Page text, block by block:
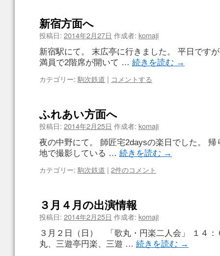
新宿方面へ
投稿日: 2014年2月27日 作成者: komaji
新宿駅にて。 末広亭に行きました。 平日です
満員で2階席が開いて … 続きを読む →
カテゴリー: 駒次鉄道 | コメントする
ふれあい方面へ
投稿日: 2014年2月25日 作成者: komaji
夜の中野にて。 師匠宅2daysの楽日でした。 帰
地で撮影している … 続きを読む →
カテゴリー: 駒次鉄道 | 2件のコメント
３月４月の出演情報
投稿日: 2014年2月25日 作成者: komaji
３月２日（日） 「歌丸・円楽二人会」 １４
丸、三遊亭円楽、三遊 … 続きを読む →